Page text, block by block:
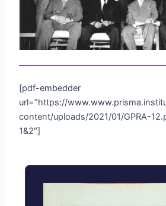
[pdf-embedder
url=”https://
content/uploads/2021/01/GPRA-
1&2″]